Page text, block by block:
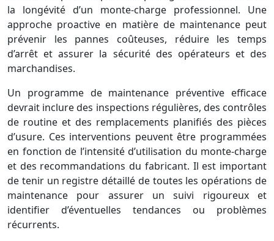
la longévité d’un monte-charge professionnel. Une
approche proactive en matière de maintenance peut
prévenir les pannes coûteuses, réduire les temps
d’arrêt et assurer la sécurité des opérateurs et des
marchandises.
Un programme de maintenance préventive efficace
devrait inclure des inspections régulières, des contrôles
de routine et des remplacements planifiés des pièces
d’usure. Ces interventions peuvent être programmées
en fonction de l’intensité d’utilisation du monte-charge
et des recommandations du fabricant. Il est important
de tenir un registre détaillé de toutes les opérations de
maintenance pour assurer un suivi rigoureux et
identifier d’éventuelles tendances ou problèmes
récurrents.